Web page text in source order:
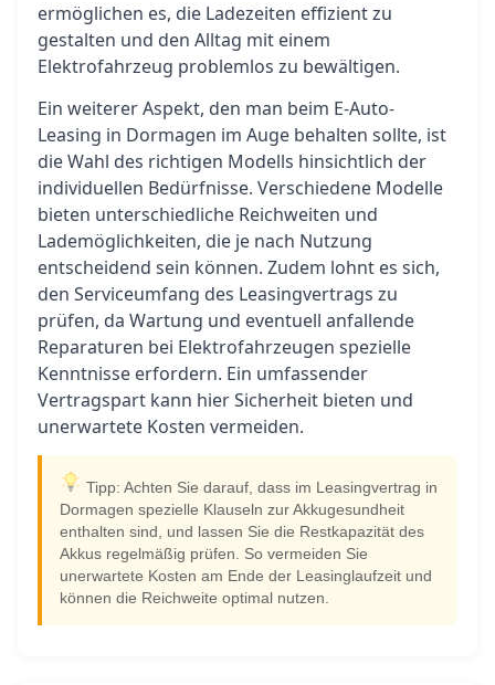
ermöglichen es, die Ladezeiten effizient zu
gestalten und den Alltag mit einem
Elektrofahrzeug problemlos zu bewältigen.
Ein weiterer Aspekt, den man beim E-Auto-
Leasing in Dormagen im Auge behalten sollte, ist
die Wahl des richtigen Modells hinsichtlich der
individuellen Bedürfnisse. Verschiedene Modelle
bieten unterschiedliche Reichweiten und
Lademöglichkeiten, die je nach Nutzung
entscheidend sein können. Zudem lohnt es sich,
den Serviceumfang des Leasingvertrags zu
prüfen, da Wartung und eventuell anfallende
Reparaturen bei Elektrofahrzeugen spezielle
Kenntnisse erfordern. Ein umfassender
Vertragspart kann hier Sicherheit bieten und
unerwartete Kosten vermeiden.
Tipp: Achten Sie darauf, dass im Leasingvertrag in
Dormagen spezielle Klauseln zur Akkugesundheit
enthalten sind, und lassen Sie die Restkapazität des
Akkus regelmäßig prüfen. So vermeiden Sie
unerwartete Kosten am Ende der Leasinglaufzeit und
können die Reichweite optimal nutzen.